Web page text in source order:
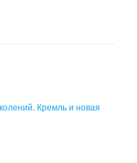
Кремль и новая